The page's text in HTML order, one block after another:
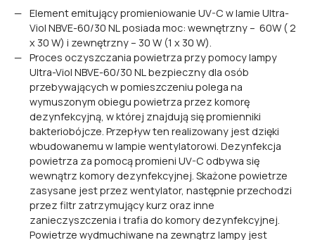
Element emitujący promieniowanie UV-C w lamie Ultra-
Viol NBVE-60/30 NL posiada moc: wewnętrzny – 60W ( 2
x 30 W) i zewnętrzny – 30 W (1 x 30 W).
Proces oczyszczania powietrza przy pomocy lampy
Ultra-Viol NBVE-60/30 NL bezpieczny dla osób
przebywających w pomieszczeniu polega na
wymuszonym obiegu powietrza przez komorę
dezynfekcyjną, w której znajdują się promienniki
bakteriobójcze. Przepływ ten realizowany jest dzięki
wbudowanemu w lampie wentylatorowi. Dezynfekcja
powietrza za pomocą promieni UV-C odbywa się
wewnątrz komory dezynfekcyjnej. Skażone powietrze
zasysane jest przez wentylator, następnie przechodzi
przez filtr zatrzymujący kurz oraz inne
zanieczyszczenia i trafia do komory dezynfekcyjnej.
Powietrze wydmuchiwane na zewnątrz lampy jest